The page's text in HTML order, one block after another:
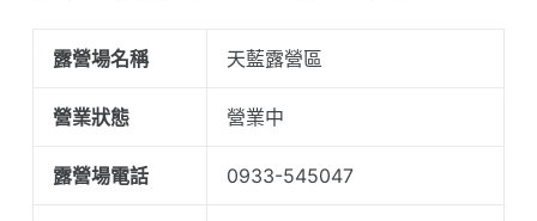
露營場名稱 天藍露營區
營業狀態 營業中
露營場電話 0933-545047